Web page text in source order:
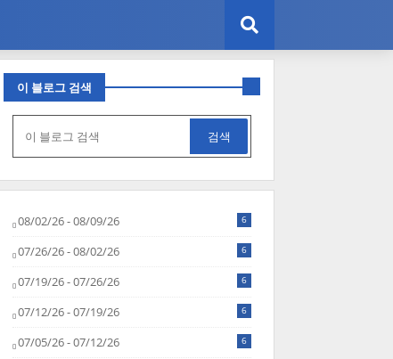
이 블로그 검색
08/02/26 - 08/09/26 6
07/26/26 - 08/02/26 6
07/19/26 - 07/26/26 6
07/12/26 - 07/19/26 6
07/05/26 - 07/12/26 6